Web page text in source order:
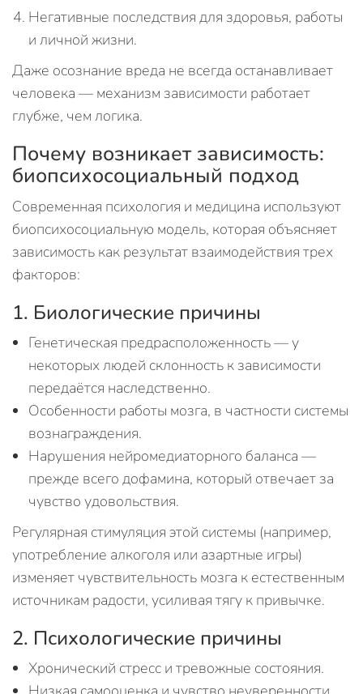
Негативные последствия для здоровья, работы
и личной жизни.
Даже осознание вреда не всегда останавливает
человека — механизм зависимости работает
глубже, чем логика.
Почему возникает зависимость:
биопсихосоциальный подход
Современная психология и медицина используют
биопсихосоциальную модель, которая объясняет
зависимость как результат взаимодействия трех
факторов:
1. Биологические причины
Генетическая предрасположенность — у
некоторых людей склонность к зависимости
передаётся наследственно.
Особенности работы мозга, в частности системы
вознаграждения.
Нарушения нейромедиаторного баланса —
прежде всего дофамина, который отвечает за
чувство удовольствия.
Регулярная стимуляция этой системы (например,
употребление алкоголя или азартные игры)
изменяет чувствительность мозга к естественным
источникам радости, усиливая тягу к привычке.
2. Психологические причины
Хронический стресс и тревожные состояния.